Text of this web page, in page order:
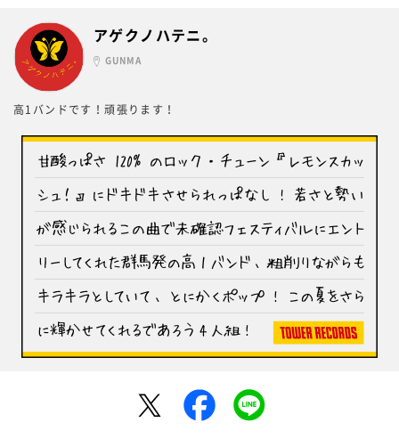
アゲクノハテニ。
GUNMA
高1バンドです！頑張ります！